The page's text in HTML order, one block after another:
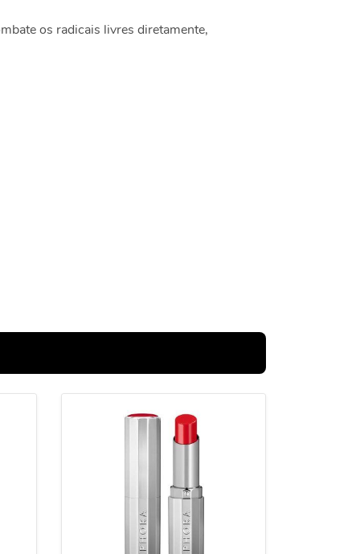
os radicais livres diretamente,